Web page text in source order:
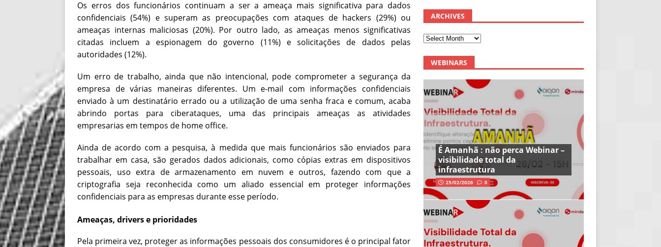
Os erros dos funcionários continuam a ser a ameaça mais significativa para dados
confidenciais (54%) e superam as preocupações com ataques de hackers (29%) ou
ameaças internas maliciosas (20%). Por outro lado, as ameaças menos significativas
citadas incluem a espionagem do governo (11%) e solicitações de dados pelas
autoridades (12%).
Um erro de trabalho, ainda que não intencional, pode comprometer a segurança da
empresa de várias maneiras diferentes. Um e-mail com informações confidenciais
enviado à um destinatário errado ou a utilização de uma senha fraca e comum, acaba
abrindo portas para ciberataques, uma das principais ameaças as atividades
empresarias em tempos de home office.
Ainda de acordo com a pesquisa, à medida que mais funcionários são enviados para
trabalhar em casa, são gerados dados adicionais, como cópias extras em dispositivos
pessoais, uso extra de armazenamento em nuvem e outros, fazendo com que a
criptografia seja reconhecida como um aliado essencial em proteger informações
confidenciais para as empresas durante esse período.
Ameaças, drivers e prioridades
Pela primeira vez, proteger as informações pessoais dos consumidores é o principal fator
ARCHIVES
WEBINARS
É Amanhã : não perca Webinar –
visibilidade total da
infraestrutura
25/02/2026 0